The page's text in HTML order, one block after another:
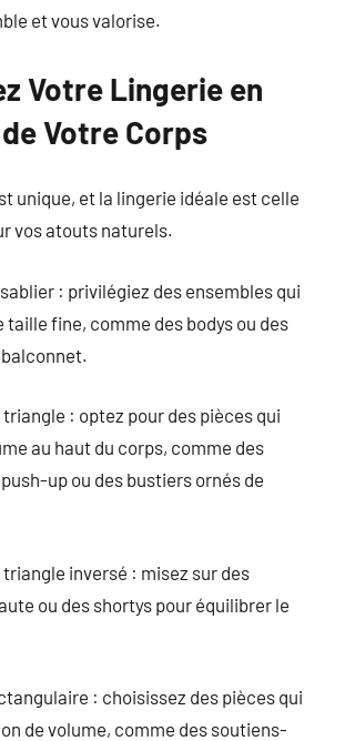
et vous valorise.
Votre Lingerie en
Votre Corps
unique, et la lingerie idéale est celle
vos atouts naturels.
: privilégiez des ensembles qui
fine, comme des bodys ou des
: optez pour des pièces qui
au haut du corps, comme des
up ou des bustiers ornés de
inversé : misez sur des
ou des shortys pour équilibrer le
: choisissez des pièces qui
de volume, comme des soutiens-